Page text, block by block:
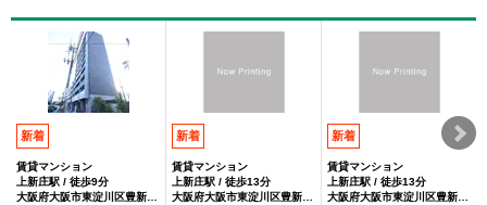
新着
賃貸マンション
上新庄駅 / 徒歩9分
新着
賃貸マンション
上新庄駅 / 徒歩13分
新着
賃貸マンション
上新庄駅 / 徒歩13分